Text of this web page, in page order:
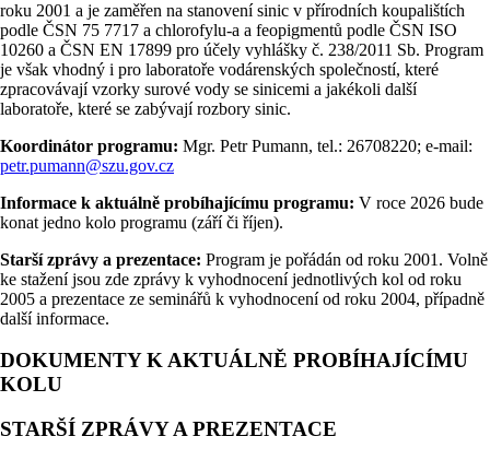
roku 2001 a je zaměřen na stanovení sinic v přírodních koupalištích
podle ČSN 75 7717 a chlorofylu-a a feopigmentů podle ČSN ISO
10260 a ČSN EN 17899 pro účely vyhlášky č. 238/2011 Sb. Program
je však vhodný i pro laboratoře vodárenských společností, které
zpracovávají vzorky surové vody se sinicemi a jakékoli další
laboratoře, které se zabývají rozbory sinic.
Koordinátor programu: Mgr. Petr Pumann, tel.: 26708220; e-mail:
petr.pumann@szu.gov.cz
Informace k aktuálně probíhajícímu programu: V roce 2026 bude
konat jedno kolo programu (září či říjen).
Starší zprávy a prezentace: Program je pořádán od roku 2001. Volně
ke stažení jsou zde zprávy k vyhodnocení jednotlivých kol od roku
2005 a prezentace ze seminářů k vyhodnocení od roku 2004, případně
další informace.
DOKUMENTY K AKTUÁLNĚ PROBÍHAJÍCÍMU
KOLU
STARŠÍ ZPRÁVY A PREZENTACE